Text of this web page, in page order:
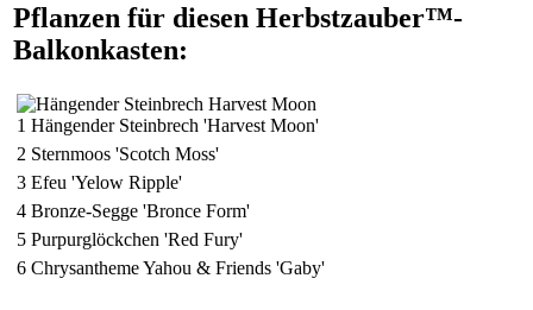
Pflanzen für diesen Herbstzauber™-
Balkonkasten:
1 Hängender Steinbrech 'Harvest Moon'
2 Sternmoos 'Scotch Moss'
3 Efeu 'Yelow Ripple'
4 Bronze-Segge 'Bronce Form'
5 Purpurglöckchen 'Red Fury'
6 Chrysantheme Yahou & Friends 'Gaby'